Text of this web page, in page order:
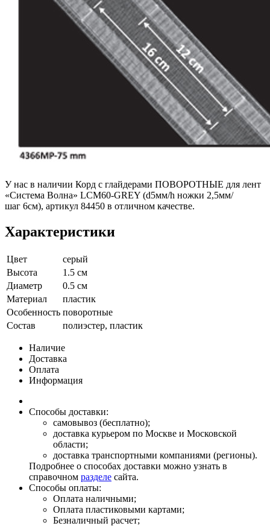
У нас в наличии Корд с глайдерами ПОВОРОТНЫЕ для лент
«Система Волна» LCM60-GREY (d5мм/h ножки 2,5мм/
шаг 6см), артикул 84450 в отличном качестве.
Характеристики
Цвет
серый
Высота
1.5 см
Диаметр
0.5 см
Материал
пластик
Особенность поворотные
Состав
полиэстер, пластик
Наличие
Доставка
Оплата
Информация
Способы доставки:
самовывоз (бесплатно);
доставка курьером по Москве и Московской
области;
доставка транспортными компаниями (регионы).
Подробнее о способах доставки можно узнать в
справочном разделе сайта.
Способы оплаты:
Оплата наличными;
Оплата пластиковыми картами;
Безналичный расчет;